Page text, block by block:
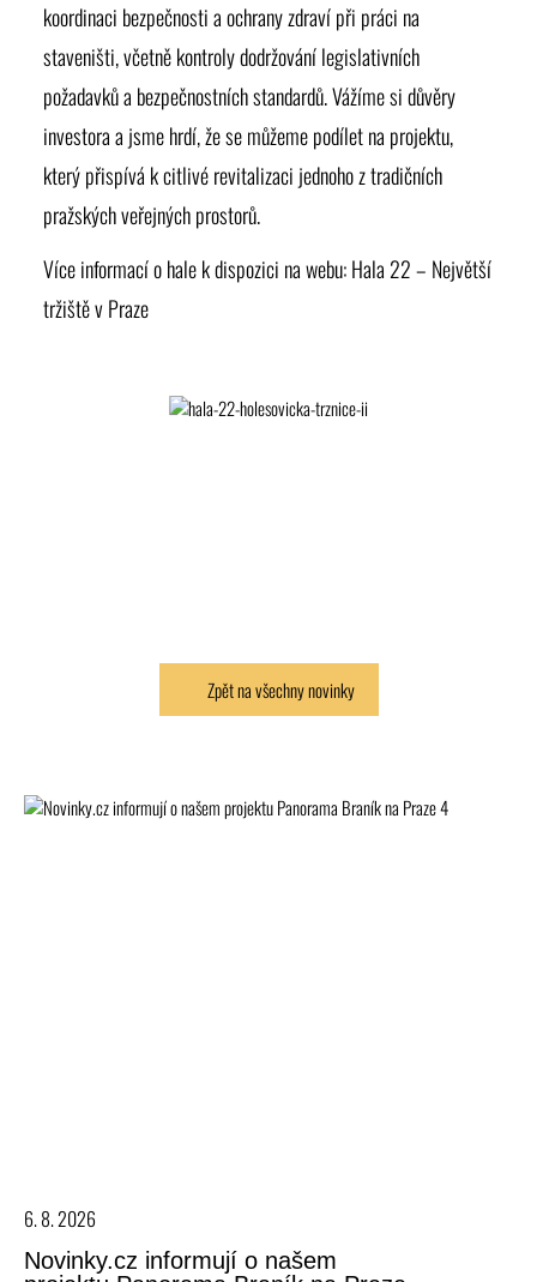
koordinaci bezpečnosti a ochrany zdraví při práci na
staveništi, včetně kontroly dodržování legislativních
požadavků a bezpečnostních standardů. Vážíme si důvěry
investora a jsme hrdí, že se můžeme podílet na projektu,
který přispívá k citlivé revitalizaci jednoho z tradičních
pražských veřejných prostorů.
Více informací o hale k dispozici na webu:Hala 22 – Největší
tržiště v Praze
Zpět na všechny novinky
6. 8. 2026
Novinky.cz informují o našem